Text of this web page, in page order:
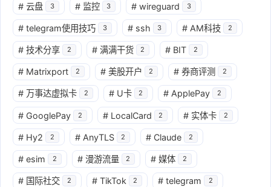
# 云盘 3 # 监控 3 # wireguard 3
# telegram使用技巧 3 # ssh 3 # AM科技 2
# 技术分享 2 # 满满干货 2 # BIT 2
# Matrixport 2 # 美股开户 2 # 券商评测 2
# 万事达虚拟卡 2 # U卡 2 # ApplePay 2
# GooglePay 2 # LocalCard 2 # 实体卡 2
# Hy2 2 # AnyTLS 2 # Claude 2
# esim 2 # 漫游流量 2 # 媒体 2
# 国际社交 2 # TikTok 2 # telegram 2